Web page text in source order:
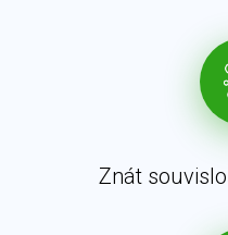
Znát